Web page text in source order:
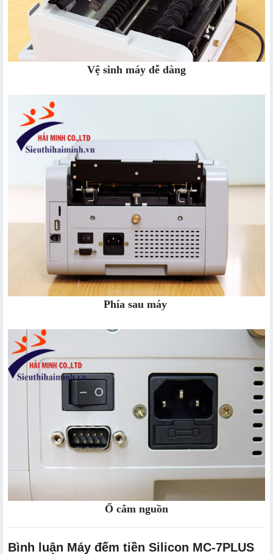
Vệ sinh máy dễ dàng
Phía sau máy
Ổ cắm nguồn
Bình luận Máy đếm tiền Silicon MC-7PLUS